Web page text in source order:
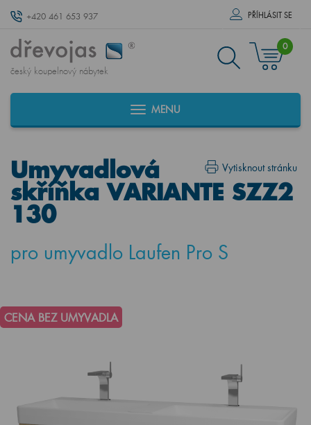
+420 461 653 937 PŘÍHLÁSIT SE
český koupelnový nábytek
0
MENU
Vytisknout stránku
Umyvadlová
skříňka VARIANTE SZZ2
130
pro umyvadlo Laufen Pro S
CENA BEZ UMYVADLA